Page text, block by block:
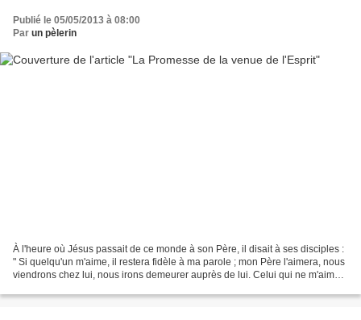
Publié le 05/05/2013 à 08:00
Par un pèlerin
À l'heure où Jésus passait de ce monde à son Père, il disait à ses disciples :
" Si quelqu'un m'aime, il restera fidèle à ma parole ; mon Père l'aimera, nous
viendrons chez lui, nous irons demeurer auprès de lui. Celui qui ne m'aime